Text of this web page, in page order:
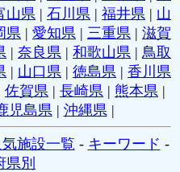
山県 | 石川県 | 福井県 | 山
県 | 愛知県 | 三重県 | 滋賀
| 奈良県 | 和歌山県 | 鳥取
| 山口県 | 徳島県 | 香川県
佐賀県 | 長崎県 | 熊本県 |
児島県 | 沖縄県 |
気施設一覧 - キーワード -
県別